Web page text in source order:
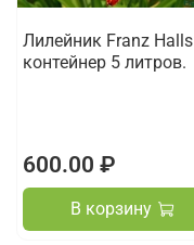
Лилейник Franz Halls
контейнер 5 литров.
600.00 ₽
В корзину